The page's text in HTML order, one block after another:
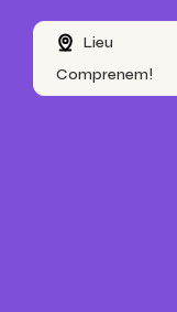
Lieu
Comprenem!